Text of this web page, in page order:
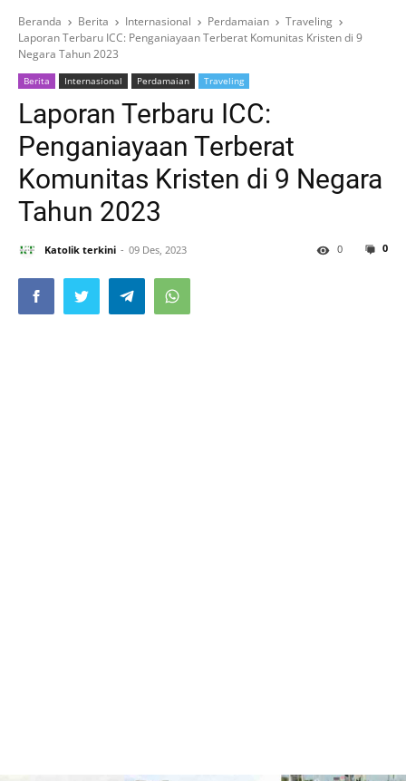
Beranda Berita Internasional Perdamaian
Traveling
Laporan Terbaru ICC: Penganiayaan Terberat Komunitas Kristen di 9
Negara Tahun 2023
Berita Internasional Perdamaian Traveling
Laporan Terbaru ICC:
Penganiayaan Terberat
Komunitas Kristen di 9 Negara
Tahun 2023
Katolik terkini 09 Des, 2023 0
0